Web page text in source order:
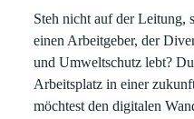
Steh nicht auf der Leitung,
einen Arbeitgeber, der
und Umweltschutz lebt?
Arbeitsplatz in einer
möchtest den digitalen